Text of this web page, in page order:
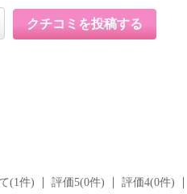
クチコミを投稿する
(1件) 評価5(0件) 評価4(0件)